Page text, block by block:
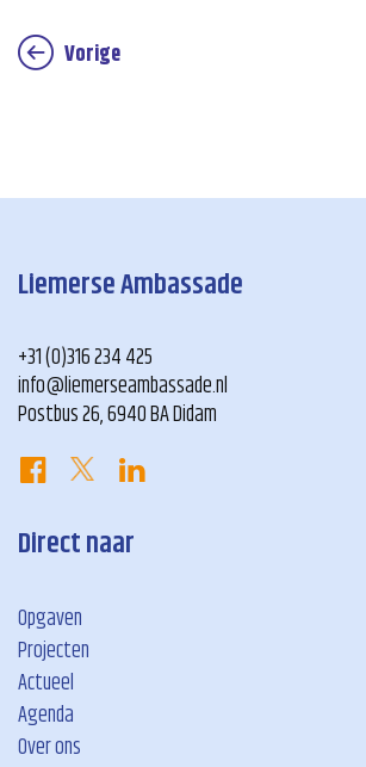
Vorige
Liemerse Ambassade
+31 (0)316 234 425
info@liemerseambassade.nl
Postbus 26, 6940 BA Didam
Direct naar
Opgaven
Projecten
Actueel
Agenda
Over ons